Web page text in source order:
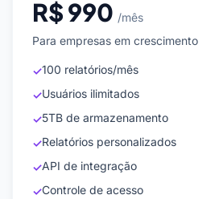
R$ 990 /mês
Para empresas em crescimento
✓100 relatórios/mês
✓Usuários ilimitados
✓5TB de armazenamento
✓Relatórios personalizados
✓API de integração
✓Controle de acesso